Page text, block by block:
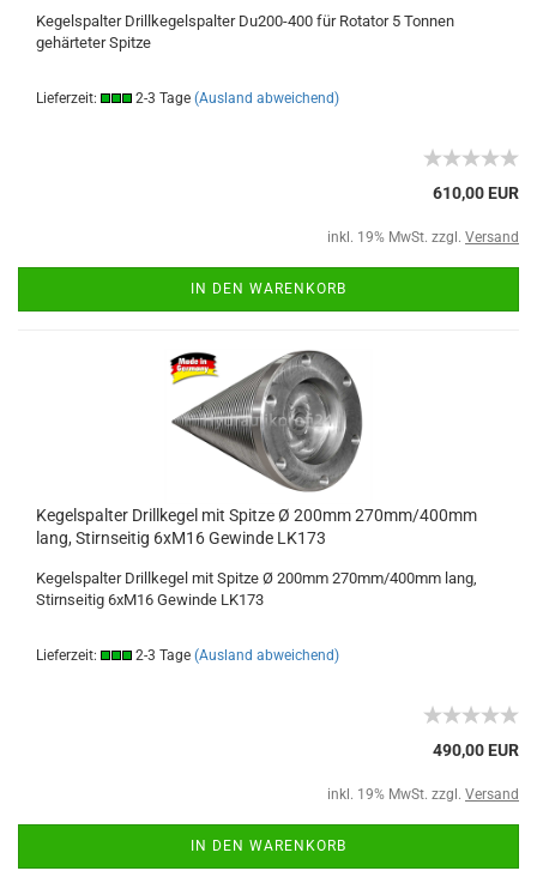
Kegelspalter Drillkegelspalter Du200-400 für Rotator 5 Tonnen
gehärteter Spitze
Lieferzeit: 2-3 Tage (Ausland abweichend)
610,00 EUR
inkl. 19% MwSt. zzgl. Versand
IN DEN WARENKORB
Kegelspalter Drillkegel mit Spitze Ø 200mm 270mm/400mm
lang, Stirnseitig 6xM16 Gewinde LK173
Kegelspalter Drillkegel mit Spitze Ø 200mm 270mm/400mm lang,
Stirnseitig 6xM16 Gewinde LK173
Lieferzeit: 2-3 Tage (Ausland abweichend)
490,00 EUR
inkl. 19% MwSt. zzgl. Versand
IN DEN WARENKORB